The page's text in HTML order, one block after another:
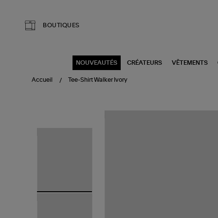
BOUTIQUES
NOUVEAUTÉS CRÉATEURS VÊTEMENTS
Accueil Tee-Shirt Walker Ivory